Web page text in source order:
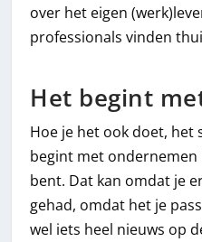
over het eigen
professionals vinden
Het begint
Hoe je het ook doet, het
begint met ondernemen
bent. Dat kan omdat je
gehad, omdat het je
wel iets heel nieuws op